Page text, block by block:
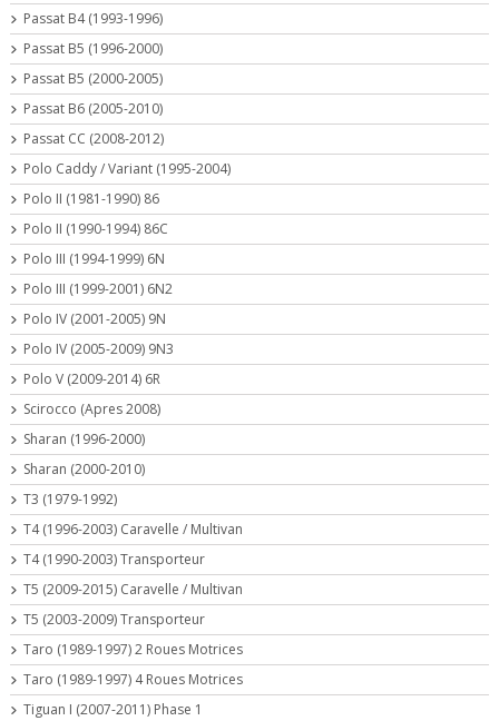
Passat B4 (1993-1996)
Passat B5 (1996-2000)
Passat B5 (2000-2005)
Passat B6 (2005-2010)
Passat CC (2008-2012)
Polo Caddy / Variant (1995-2004)
Polo II (1981-1990) 86
Polo II (1990-1994) 86C
Polo III (1994-1999) 6N
Polo III (1999-2001) 6N2
Polo IV (2001-2005) 9N
Polo IV (2005-2009) 9N3
Polo V (2009-2014) 6R
Scirocco (Apres 2008)
Sharan (1996-2000)
Sharan (2000-2010)
T3 (1979-1992)
T4 (1996-2003) Caravelle / Multivan
T4 (1990-2003) Transporteur
T5 (2009-2015) Caravelle / Multivan
T5 (2003-2009) Transporteur
Taro (1989-1997) 2 Roues Motrices
Taro (1989-1997) 4 Roues Motrices
Tiguan I (2007-2011) Phase 1